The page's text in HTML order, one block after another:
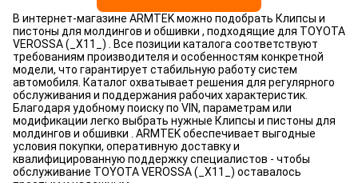
В интернет-магазине ARMTEK можно подобрать Клипсы и
пистоны для молдингов и обшивки , подходящие для TOYOTA
VEROSSA (_X11_) . Все позиции каталога соответствуют
требованиям производителя и особенностям конкретной
модели, что гарантирует стабильную работу систем
автомобиля. Каталог охватывает решения для регулярного
обслуживания и поддержания рабочих характеристик.
Благодаря удобному поиску по VIN, параметрам или
модификации легко выбрать нужные Клипсы и пистоны для
молдингов и обшивки . ARMTEK обеспечивает выгодные
условия покупки, оперативную доставку и
квалифицированную поддержку специалистов - чтобы
обслуживание TOYOTA VEROSSA (_X11_) оставалось